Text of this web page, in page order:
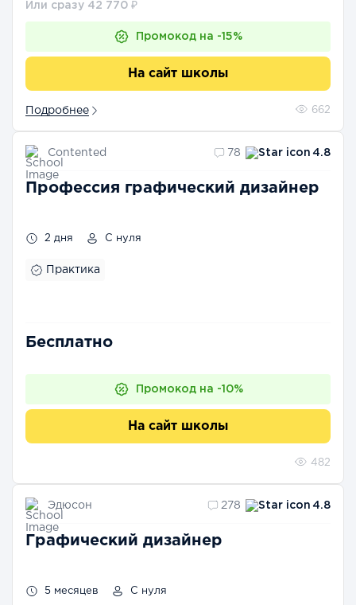
Или сразу 42 770 ₽
Промокод на -15%
На сайт школы
Подробнее 662
Contented 78 4.8
Профессия графический дизайнер
2 дня С нуля
Практика
Бесплатно
Промокод на -10%
На сайт школы
482
Эдюсон 278 4.8
Графический дизайнер
5 месяцев С нуля